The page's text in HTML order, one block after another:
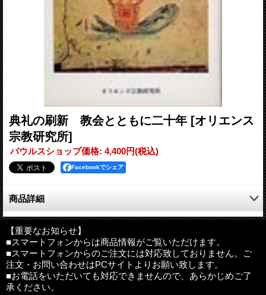
典礼の刷新 教会とともに二十年 [オリエンス
宗教研究所]
パウルスショップ価格: 4,400円(税込)
Facebookでシェア
商品詳細
日本カトリック典礼委員会の初代秘書として、また、上智大学神
学部の典礼学教授として日本における典礼の国語化、刷新の精神
を広めることに貢献した著者が語る典礼の本質。
第二バチカン公会議によって典礼が国語化され、教会の現代化が
叫ばれた時代から、常に典礼が生きたものとなるよう願い、日本
の教会刷新の意義を追求し続けた著者の論文集。
【重要なお知らせ】
■スマートフォンからは商品情報がご覧いただけます。
■スマートフォンからのご注文には対応致しておりません。ご
注文・お問い合わせはPCサイトよりお願い致します。
■お電話をいただいても対応できませんので、あらかじめご了
承ください。